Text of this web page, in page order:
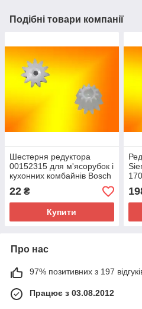
Подібні товари компанії
Шестерня редуктора
00152315 для м'ясорубок і
кухонних комбайнів Bosch
177509
22 ₴
Купити
Про нас
97% позитивних з 197
Працює з 03.08.2012